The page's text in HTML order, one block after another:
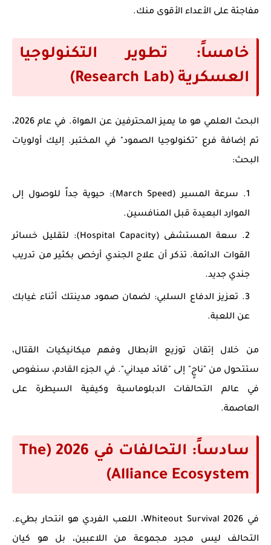
مفاجئة على الأعداء الأقوى منك.
خامساً: تطوير التكنولوجيا
العسكرية (Research Lab)
البحث العلمي هو ما يميز المحترفين عن الهواة. في عام 2026،
تم إضافة فرع "تكنولوجيا الصمود" في المختبر. إليك أولويات
البحث:
سرعة المسير (March Speed):
حيوية جداً للوصول إلى
الموارد البعيدة قبل المنافسين.
سعة المستشفى (Hospital Capacity):
لتقليل خسائر
القوات الدائمة. تذكر أن علاج الجندي أرخص بكثير من تدريب
جندي جديد.
تعزيز الدفاع السلبي: لضمان صمود مدينتك أثناء غيابك
عن اللعبة.
من خلال إتقان توزيع الأبطال وفهم ميكانيكيات القتال،
ستتحول من "ناجٍ" إلى "قائد ميداني". في الجزء القادم، سنغوص
في عالم التحالفات الدبلوماسية وكيفية السيطرة على
العاصمة.
سادساً: التحالفات في 2026 (The
Alliance Ecosystem)
في Whiteout Survival 2026، اللعب الفردي هو انتحار بطيء.
التحالف ليس مجرد مجموعة من اللاعبين، بل هو كيان